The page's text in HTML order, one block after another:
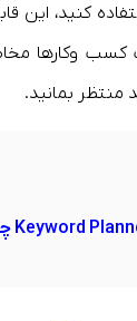
کنید، این
کسب وکارها
منتظر بمانید.